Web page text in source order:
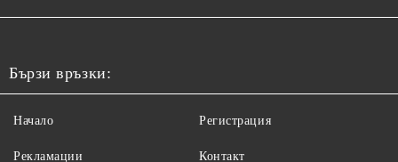
Бързи връзки:
Начало
Рекламации
Регистрация
Контакт